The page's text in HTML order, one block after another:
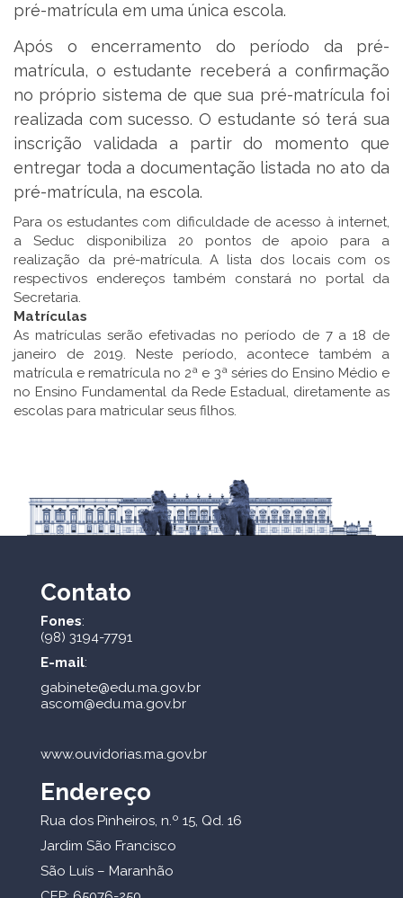
pré-matrícula em uma única escola.
Após o encerramento do período da pré-
matrícula, o estudante receberá a confirmação
no próprio sistema de que sua pré-matrícula foi
realizada com sucesso. O estudante só terá sua
inscrição validada a partir do momento que
entregar toda a documentação listada no ato da
pré-matrícula, na escola.
Para os estudantes com dificuldade de acesso à internet,
a Seduc disponibiliza 20 pontos de apoio para a
realização da pré-matrícula. A lista dos locais com os
respectivos endereços também constará no portal da
Secretaria.
Matrículas
As matrículas serão efetivadas no período de 7 a18 de
janeiro de 2019. Neste período, acontece também a
matrícula e rematrícula no 2ª e 3ª séries do Ensino Médio e
no Ensino Fundamental da Rede Estadual, diretamente as
escolas para matricular seus filhos.
Contato
Fones:
(98) 3194-7791
E-mail:
gabinete@edu.ma.gov.br
ascom@edu.ma.gov.br
www.ouvidorias.ma.gov.br
Endereço
Rua dos Pinheiros, n.º 15, Qd. 16
Jardim São Francisco
São Luís – Maranhão